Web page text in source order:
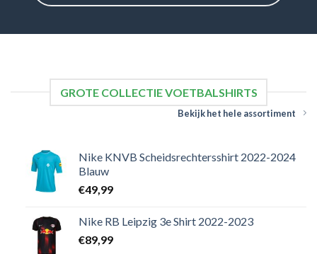
GROTE COLLECTIE VOETBALSHIRTS
Bekijk het hele assortiment
Nike KNVB Scheidsrechtersshirt 2022-2024
Blauw
€49,99
Nike RB Leipzig 3e Shirt 2022-2023
€89,99